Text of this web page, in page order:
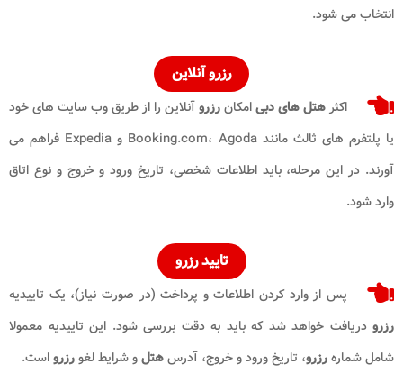
انتخاب می شود.
رزرو آنلاین
اکثرهتل هایدبیامکانرزروآنلاین را از طریق وب سایت های خود
یا پلتفرم های ثالث مانند Booking.com، Agoda و Expedia فراهم می
آورند. در این مرحله، باید اطلاعات شخصی، تاریخ ورود و خروج و نوع اتاق
وارد شود.
تایید رزرو
پس از وارد کردن اطلاعات و پرداخت (در صورت نیاز)، یک تاییدیه
رزرودریافت خواهد شد که باید به دقت بررسی شود. این تاییدیه معمولا
شامل شمارهرزرو، تاریخ ورود و خروج، آدرسهتلو شرایط لغورزرواست.